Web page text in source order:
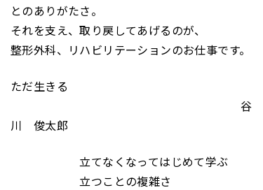
とのありがたさ。
それを支え、取り戻してあげるのが、
整形外科、リハビリテーションのお仕事です。
ただ生きる
谷
川 俊太郎
立てなくなってはじめて学ぶ
立つことの複雑さ